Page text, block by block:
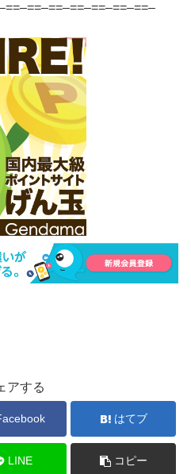
アする
はてブ
LINE コピー